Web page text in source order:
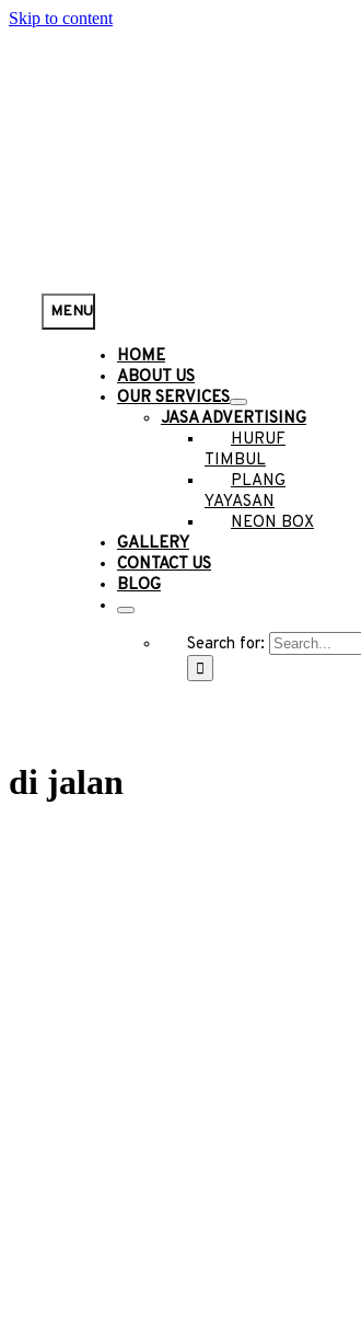
Skip to content
MENU
HOME
ABOUT US
OUR SERVICES
JASA ADVERTISING
HURUF
TIMBUL
PLANG
YAYASAN
NEON BOX
GALLERY
CONTACT US
BLOG
Search for:
di jalan